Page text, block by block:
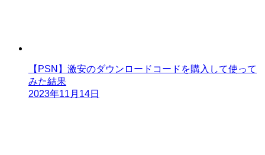
【PSN】激安のダウンロードコードを購入して使って
みた結果
2023年11月14日